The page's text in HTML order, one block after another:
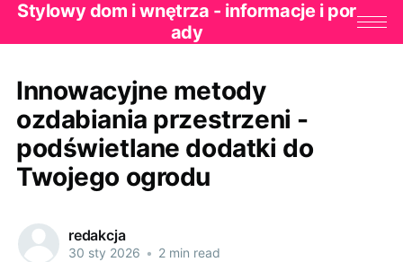
Stylowy dom i wnętrza - informacje i por
ady
Innowacyjne metody
ozdabiania przestrzeni -
podświetlane dodatki do
Twojego ogrodu
redakcja
30 sty 2026 • 2 min read